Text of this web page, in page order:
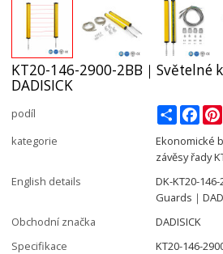
KT20-146-2900-2BB｜Světelné
DADISICK
podíl Share
kategorie
Ekonomické
závěsy řady
English details
DK-KT20-
Guards｜
Obchodní značka
DADISICK
Specifikace
KT20-146-